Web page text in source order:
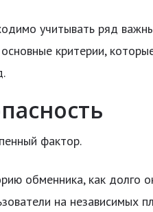
учитывать ряд
критерии,
фактор.
обменника, как долго
на независимых